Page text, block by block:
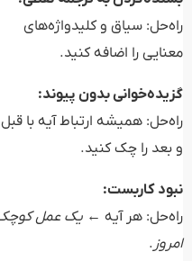
راه‌حل: سیاق و کلیدواژه‌های
معنایی را اضافه کنید.
گزیده‌خوانی بدون پیوند:
راه‌حل: همیشه ارتباط آیه با قبل
و بعد را چک کنید.
نبود کاربست:
راه‌حل: هر آیه ← یک عمل
امروز .